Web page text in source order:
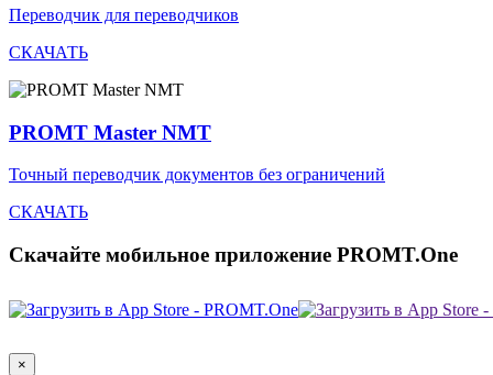
Переводчик для переводчиков
СКАЧАТЬ
PROMT Master NMT
Точный переводчик документов без ограничений
СКАЧАТЬ
Скачайте мобильное приложение PROMT.One
×